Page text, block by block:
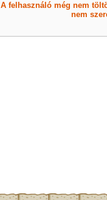
A felhasználó még nem
nem